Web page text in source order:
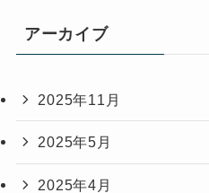
アーカイブ
2025年11月
2025年5月
2025年4月